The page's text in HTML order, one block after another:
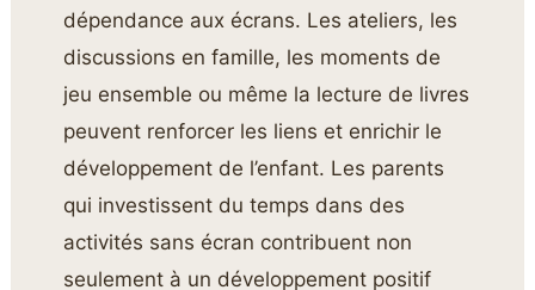
dépendance aux écrans. Les ateliers, les
discussions en famille, les moments de
jeu ensemble ou même la lecture de livres
peuvent renforcer les liens et enrichir le
développement de l’enfant. Les parents
qui investissent du temps dans des
activités sans écran contribuent non
seulement à un développement positif